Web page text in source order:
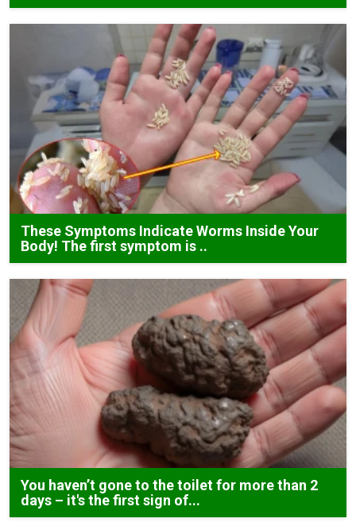
These Symptoms Indicate Worms Inside Your
Body! The first symptom is ..
You haven’t gone to the toilet for more than 2
days – it's the first sign of...